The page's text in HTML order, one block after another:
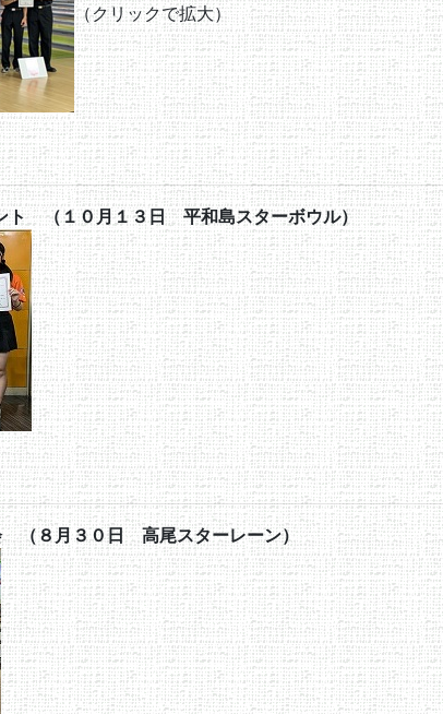
（クリックで拡大）
（１０月１３日 平和島スターボウル）
８月３０日 高尾スターレーン）